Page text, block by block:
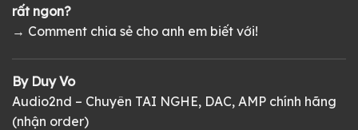
rất ngon?
→ Comment chia sẻ cho anh em biết với!
By Duy Vo
Audio2nd – Chuyên TAI NGHE, DAC, AMP chính hãng
(nhận order)